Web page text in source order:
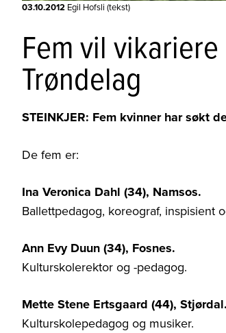
03.10.2012 Egil Hofsli (tekst)
Fem vil
Trøndelag
STEINKJER: Fem kvinner har søkt
De fem er:
Ina Veronica Dahl (34), Namsos.
Ballettpedagog, koreograf, inspisient
Ann Evy Duun (34), Fosnes.
Kulturskolerektor og -pedagog.
Mette Stene Ertsgaard (44), Stjørdal.
Kulturskolepedagog og musiker.